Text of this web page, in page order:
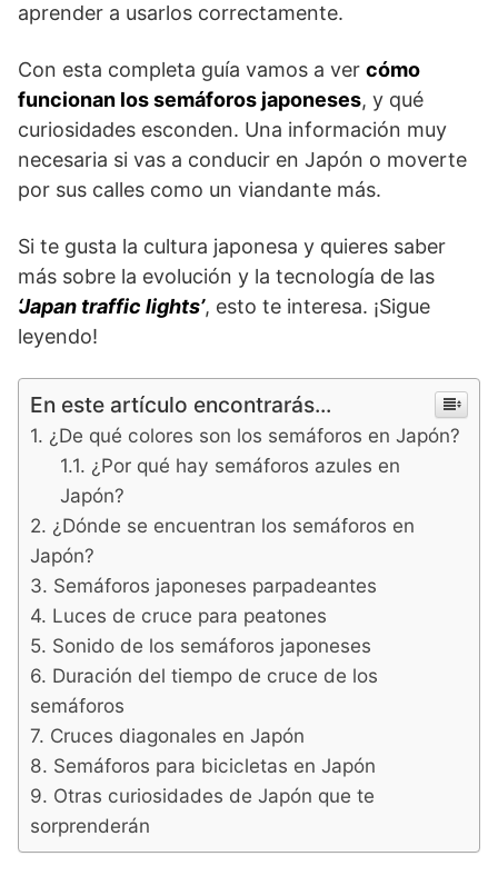
aprender a usarlos correctamente.
Con esta completa guía vamos a ver cómo
funcionan los semáforos japoneses, y qué
curiosidades esconden. Una información muy
necesaria si vas a conducir en Japón o moverte
por sus calles como un viandante más.
Si te gusta la cultura japonesa y quieres saber
más sobre la evolución y la tecnología de las
‘Japan traffic lights’, esto te interesa. ¡Sigue
leyendo!
En este artículo encontrarás...
¿De qué colores son los semáforos en Japón?
¿Por qué hay semáforos azules en
Japón?
¿Dónde se encuentran los semáforos en
Japón?
Semáforos japoneses parpadeantes
Luces de cruce para peatones
Sonido de los semáforos japoneses
Duración del tiempo de cruce de los
semáforos
Cruces diagonales en Japón
Semáforos para bicicletas en Japón
Otras curiosidades de Japón que te
sorprenderán